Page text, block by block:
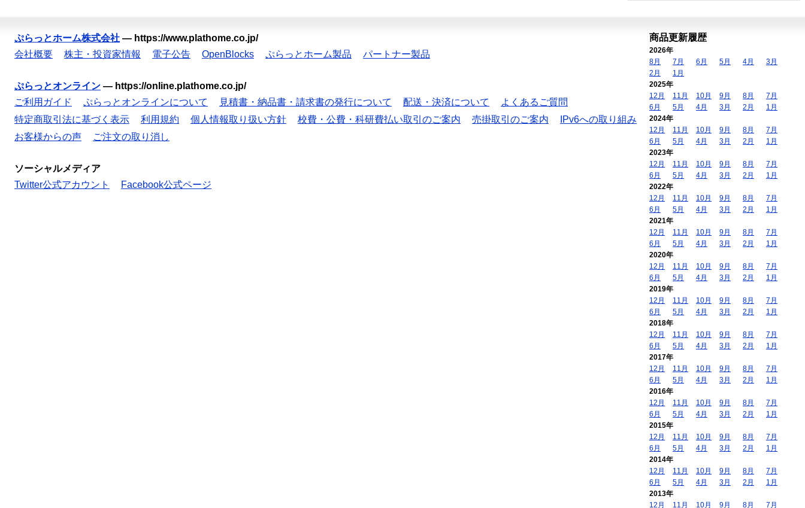
ぷらっとホーム株式会社 — https://www.plathome.co.jp/
会社概要
株主・投資家情報 電子公告 OpenBlocks ぷらっとホーム製品 パートナー製品
ぷらっとオンライン — https://online.plathome.co.jp/
ご利用ガイド
ぷらっとオンラインについて 見積書・納品書・請求書の発行について 配送・決済について
よくあるご質問
特定商取引法に基づく表示
利用規約 個人情報取り扱い方針 校費・公費・科研費払い取引のご案内 売掛取引のご案内
IPv6への取り組み
お客様からの声
ご注文の取り消し
ソーシャルメディア
Twitter公式アカウント
Facebook公式ページ
商品更新履歴
2026年
8月
7月 6月 5月 4月
3月
2月
1月
2025年
12月
11月 10月 9月 8月
7月
6月
5月 4月 3月 2月
1月
2024年
12月
11月 10月 9月 8月
7月
6月
5月 4月 3月 2月
1月
2023年
12月
11月 10月 9月 8月
7月
6月
5月 4月 3月 2月
1月
2022年
12月
11月 10月 9月 8月
7月
6月
5月 4月 3月 2月
1月
2021年
12月
11月 10月 9月 8月
7月
6月
5月 4月 3月 2月
1月
2020年
12月
11月 10月 9月 8月
7月
6月
5月 4月 3月 2月
1月
2019年
12月
11月 10月 9月 8月
7月
6月
5月 4月 3月 2月
1月
2018年
12月
11月 10月 9月 8月
7月
6月
5月 4月 3月 2月
1月
2017年
12月
11月 10月 9月 8月
7月
6月
5月 4月 3月 2月
1月
2016年
12月
11月 10月 9月 8月
7月
6月
5月 4月 3月 2月
1月
2015年
12月
11月 10月 9月 8月
7月
6月
5月 4月 3月 2月
1月
2014年
12月
11月 10月 9月 8月
7月
6月
5月 4月 3月 2月
1月
2013年
12月
11月 10月 9月 8月 7月